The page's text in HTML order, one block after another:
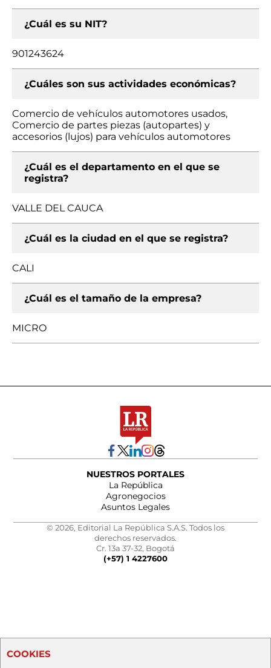
¿Cuál es su NIT?
901243624
¿Cuáles son sus actividades económicas?
Comercio de vehículos automotores usados,
Comercio de partes piezas (autopartes) y
accesorios (lujos) para vehículos automotores
¿Cuál es el departamento en el que se
registra?
VALLE DEL CAUCA
¿Cuál es la ciudad en el que se registra?
CALI
¿Cuál es el tamaño de la empresa?
MICRO
NUESTROS PORTALES
La República
Agronegocios
Asuntos Legales
© 2026, Editorial La República S.A.S. Todos los
derechos reservados.
Cr. 13a 37-32, Bogotá
(+57) 1 4227600
COOKIES